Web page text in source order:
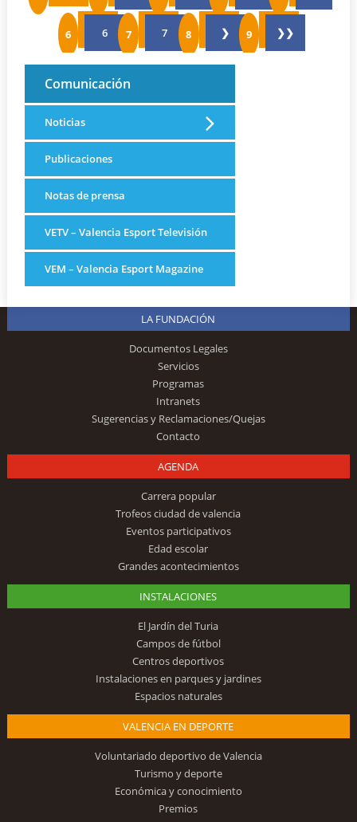
6 7 ❯ ❯❯
Comunicación
Noticias
Publicaciones
Notas de prensa
VETV – Valencia Esport Televisión
VEM – Valencia Esport Magazine
LA FUNDACIÓN
Documentos Legales
Servicios
Programas
Intranets
Sugerencias y Reclamaciones/Quejas
Contacto
AGENDA
Carrera popular
Trofeos ciudad de valencia
Eventos participativos
Edad escolar
Grandes acontecimientos
INSTALACIONES
El Jardín del Turia
Campos de fútbol
Centros deportivos
Instalaciones en parques y jardines
Espacios naturales
VALENCIA EN DEPORTE
Voluntariado deportivo de Valencia
Turismo y deporte
Económica y conocimiento
Premios